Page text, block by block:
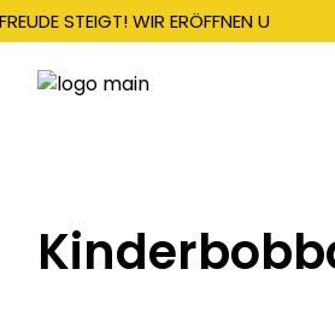
STEIGT! WIR ERÖFFNEN